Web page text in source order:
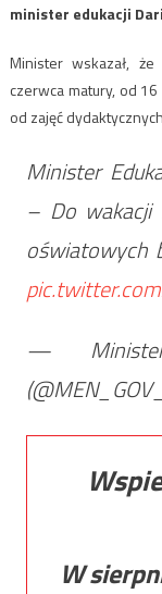
minister edukacji
Minister wskazał,
czerwca matury, od
od zajęć
Minister
– Do wakacji
oświatowych
—
W